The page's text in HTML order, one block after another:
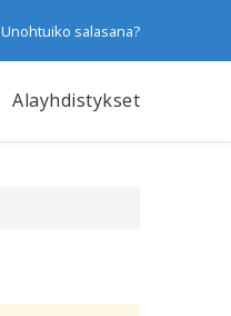
Unohtuiko salasana?
Alayhdistykset